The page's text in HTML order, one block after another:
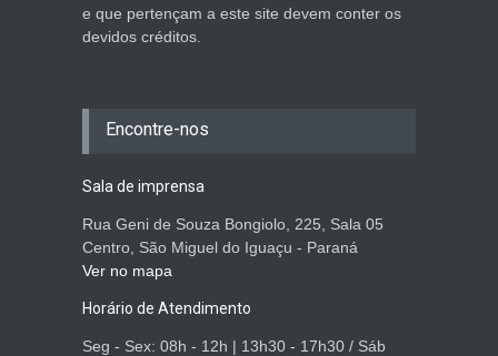
e que pertençam a este site devem conter os
devidos créditos.
Encontre-nos
Sala de imprensa
Rua Geni de Souza Bongiolo, 225, Sala 05
Centro, São Miguel do Iguaçu - Paraná
Ver no mapa
Horário de Atendimento
Seg - Sex: 08h - 12h | 13h30 - 17h30 / Sáb